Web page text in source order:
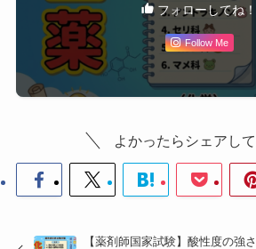
フォローしてね！
Follow Me
よかったらシェアして
【薬剤師国家試験】酸性度の強